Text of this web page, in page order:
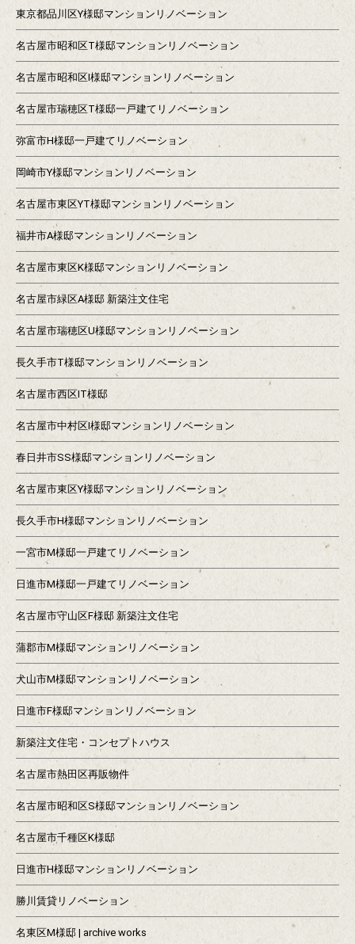
東京都品川区Y様邸マンションリノベーション
名古屋市昭和区T様邸マンションリノベーション
名古屋市昭和区I様邸マンションリノベーション
名古屋市瑞穂区T様邸一戸建てリノベーション
弥富市H様邸一戸建てリノベーション
岡崎市Y様邸マンションリノベーション
名古屋市東区YT様邸マンションリノベーション
福井市A様邸マンションリノベーション
名古屋市東区K様邸マンションリノベーション
名古屋市緑区A様邸 新築注文住宅
名古屋市瑞穂区U様邸マンションリノベーション
長久手市T様邸マンションリノベーション
名古屋市西区IT様邸
名古屋市中村区I様邸マンションリノベーション
春日井市SS様邸マンションリノベーション
名古屋市東区Y様邸マンションリノベーション
長久手市H様邸マンションリノベーション
一宮市M様邸一戸建てリノベーション
日進市M様邸一戸建てリノベーション
名古屋市守山区F様邸 新築注文住宅
蒲郡市M様邸マンションリノベーション
犬山市M様邸マンションリノベーション
日進市F様邸マンションリノベーション
新築注文住宅・コンセプトハウス
名古屋市熱田区再販物件
名古屋市昭和区S様邸マンションリノベーション
名古屋市千種区K様邸
日進市H様邸マンションリノベーション
勝川賃貸リノベーション
名東区M様邸 | archive works